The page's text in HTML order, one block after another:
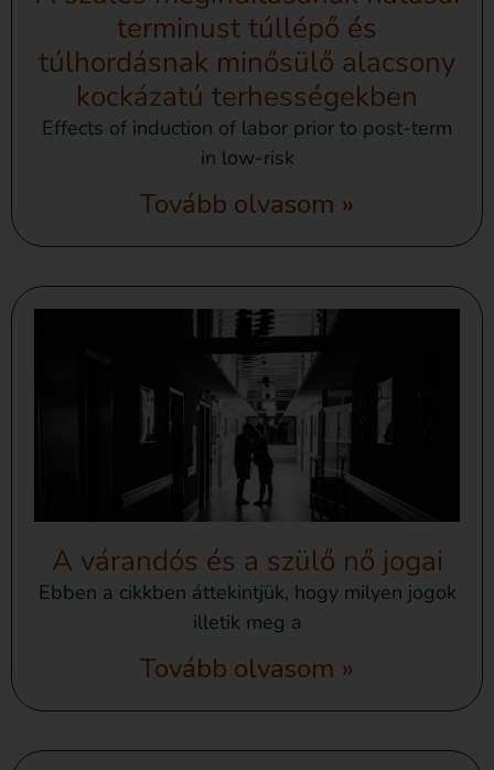
terminust túllépő és
túlhordásnak minősülő alacsony
kockázatú terhességekben
Effects of induction of labor prior to post-term
in low-risk
Tovább olvasom »
A várandós és a szülő nő jogai
Ebben a cikkben áttekintjük, hogy milyen jogok
illetik meg a
Tovább olvasom »